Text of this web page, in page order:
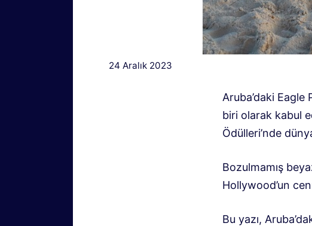
24 Aralık 2023
Aruba’daki
biri olarak kabul
Ödülleri’nde
Bozulmamış
Hollywood’un
Bu yazı,